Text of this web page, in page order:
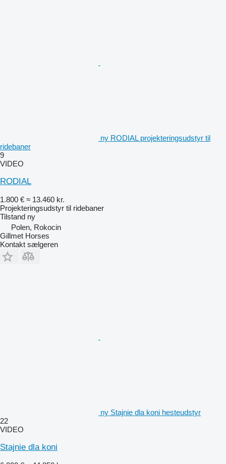
ny RODIAL projekteringsudstyr til
ridebaner
9
VIDEO
RODIAL
1.800 € ≈ 13.460 kr.
Projekteringsudstyr til ridebaner
Tilstand ny
Polen, Rokocin
Gillmet Horses
Kontakt sælgeren
ny Stajnie dla koni hesteudstyr
22
VIDEO
Stajnie dla koni